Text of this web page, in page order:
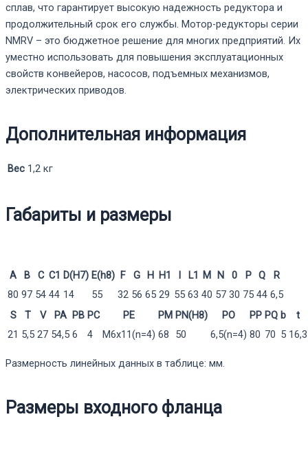
сплав, что гарантирует высокую надежность редуктора и
продолжительный срок его службы. Мотор-редукторы серии
NMRV – это бюджетное решение для многих предприятий. Их
уместно использовать для повышения эксплуатационных
свойств конвейеров, насосов, подъемных механизмов,
электрических приводов.
Дополнительная информация
Вес 1,2 кг
Габариты и размеры
A B C C1 D(H7) E(h8) F G H H1 I L1 M N 0 P Q
R
80 97 54 44 14 55 32 56 65 29 55 63 40 57 30 75 44 6,5
S
T V PA PB PC PE PM PN(H8) PO PP PQ b
t
21 5,5 27 54,5 6 4 M6x11(n=4) 68 50 6,5(n=4) 80 70 5 16,3
Размерность линейных данных в таблице: мм.
Размеры входного фланца